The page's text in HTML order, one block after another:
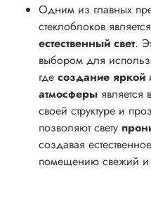
Одним из главных
стеклоблоков
естественный свет.
выбором для
где создание яркой
атмосферы
своей структуре и
позволяют свету
создавая
помещению свежий и